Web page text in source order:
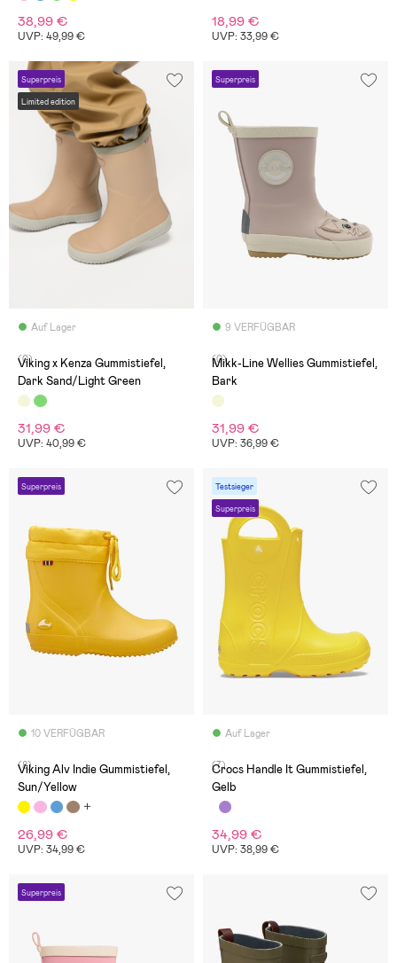
38,99 €
UVP: 49,99 €
18,99 €
UVP: 33,99 €
Superpreis
Limited edition
Auf Lager
(0)
Viking x Kenza Gummistiefel,
Dark Sand/Light Green
31,99 €
UVP: 40,99 €
Superpreis
9 VERFÜGBAR
(0)
Mikk-Line Wellies Gummistiefel,
Bark
31,99 €
UVP: 36,99 €
Superpreis
10 VERFÜGBAR
(8)
Viking Alv Indie Gummistiefel,
Sun/Yellow
26,99 €
UVP: 34,99 €
Testsieger
Superpreis
Auf Lager
(7)
Crocs Handle It Gummistiefel,
Gelb
34,99 €
UVP: 38,99 €
Superpreis